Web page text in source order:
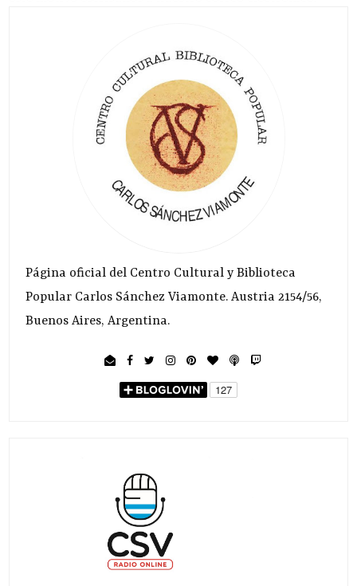
Página oficial del Centro Cultural y Biblioteca
Popular Carlos Sánchez Viamonte. Austria 2154/56,
Buenos Aires, Argentina.